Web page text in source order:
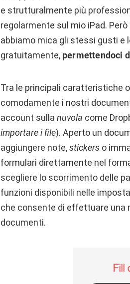
e strutturalmente più
regolarmente sul mio iPad.
abbiamo mica gli stessi gusti e
gratuitamente, permettendoci
Tra le principali caratteristiche
comodamente i nostri
account sulla nuvola come
importare i file). Aperto un
aggiungere note,stickers o
formulari direttamente nel
scegliere lo scorrimento delle
funzioni disponibili nelle
che consente di effettuare una
documenti.